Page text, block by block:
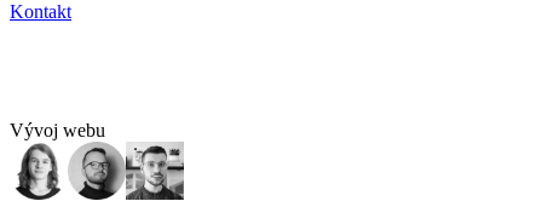
Kontakt
Vývoj webu